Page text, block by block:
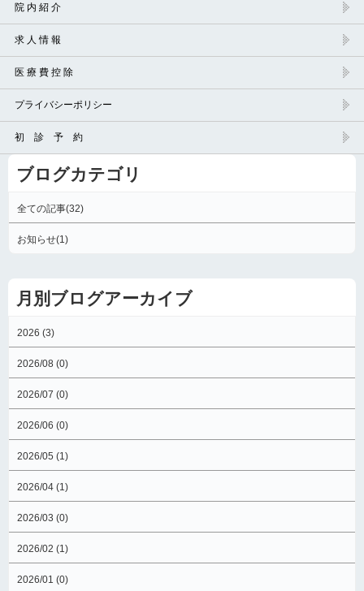
院 内 紹 介
求 人 情 報
医 療 費 控 除
プライバシーポリシー
初 診 予 約
ブログカテゴリ
全ての記事(32)
お知らせ(1)
月別ブログアーカイブ
2026 (3)
2026/08 (0)
2026/07 (0)
2026/06 (0)
2026/05 (1)
2026/04 (1)
2026/03 (0)
2026/02 (1)
2026/01 (0)